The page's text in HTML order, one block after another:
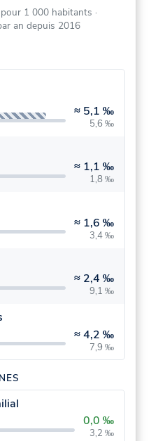
1 000 habitants ·
an depuis 2016
≈ 5,1 ‰
5,6 ‰
≈ 1,1 ‰
1,8 ‰
≈ 1,6 ‰
3,4 ‰
≈ 2,4 ‰
9,1 ‰
≈4,2 ‰
7,9 ‰
0,0 ‰
3,2 ‰